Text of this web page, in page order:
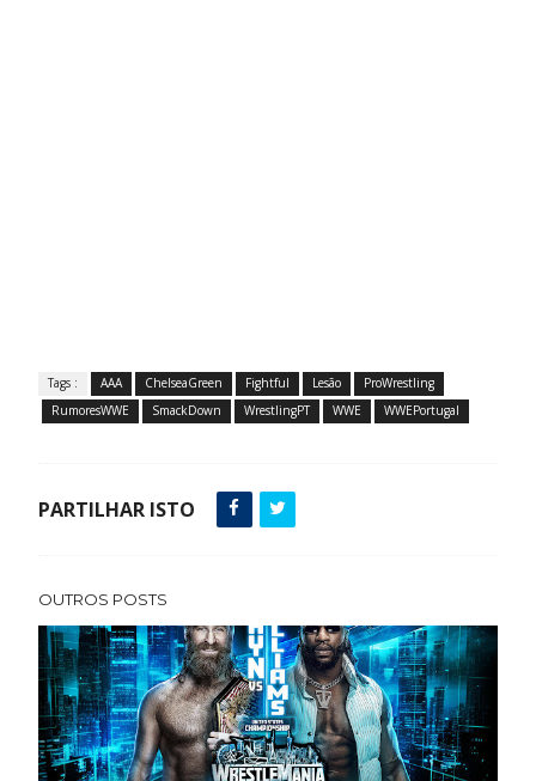
Tags : AAA ChelseaGreen Fightful Lesão
ProWrestling
RumoresWWE
SmackDown WrestlingPT WWE WWEPortugal
PARTILHAR ISTO
OUTROS POSTS